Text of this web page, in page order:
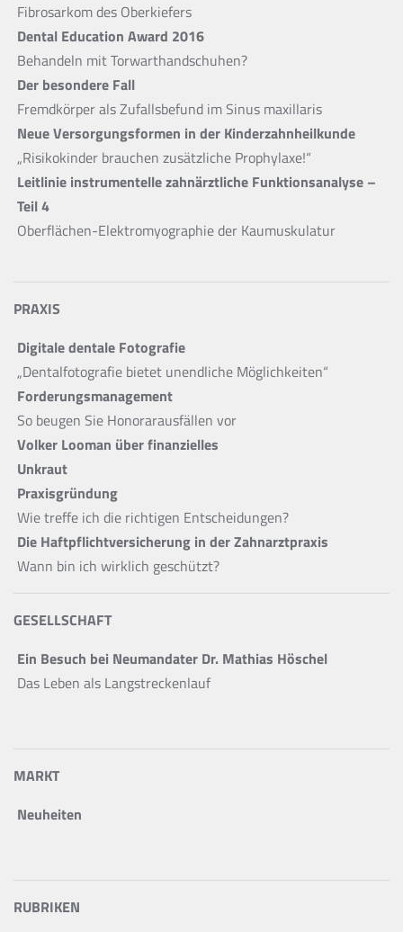
Fibrosarkom des Oberkiefers
Dental Education Award 2016
Behandeln mit Torwarthandschuhen?
Der besondere Fall
Fremdkörper als Zufallsbefund im Sinus maxillaris
Neue Versorgungsformen in der Kinderzahnheilkunde
„Risikokinder brauchen zusätzliche Prophylaxe!“
Leitlinie instrumentelle zahnärztliche Funktionsanalyse –
Teil 4
Oberflächen-Elektromyographie der Kaumuskulatur
PRAXIS
Digitale dentale Fotografie
„Dentalfotografie bietet unendliche Möglichkeiten“
Forderungsmanagement
So beugen Sie Honorarausfällen vor
Volker Looman über finanzielles
Unkraut
Praxisgründung
Wie treffe ich die richtigen Entscheidungen?
Die Haftpflichtversicherung in der Zahnarztpraxis
Wann bin ich wirklich geschützt?
GESELLSCHAFT
Ein Besuch bei Neumandater Dr. Mathias Höschel
Das Leben als Langstreckenlauf
MARKT
Neuheiten
RUBRIKEN